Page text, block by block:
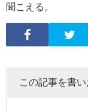
聞こえる。
この記事を書い